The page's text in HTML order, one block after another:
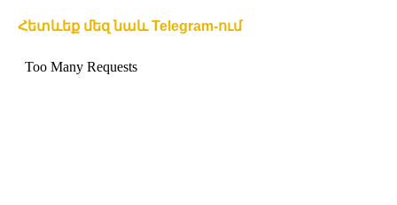
Հետևեք մեզ նաև Telegram-ում